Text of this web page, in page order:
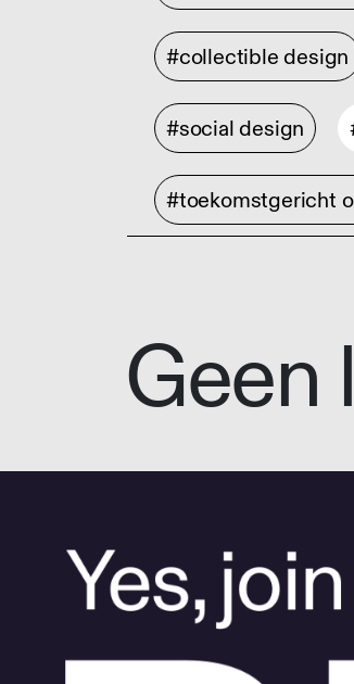
#collectible design
#social design
#toekomstgericht
Geen